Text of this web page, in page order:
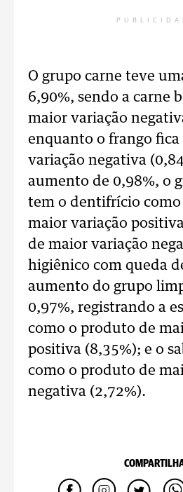
O grupo carne teve
6,90%, sendo a carne
maior variação
enquanto o frango fica
variação negativa
aumento de 0,98%, o
tem o dentifrício
maior variação
de maior variação
higiênico com queda
aumento do grupo
0,97%, registrando a
como o produto de
positiva (8,35%); e o
como o produto de
negativa (2,72%).